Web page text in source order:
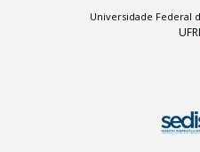
Universidade Federal